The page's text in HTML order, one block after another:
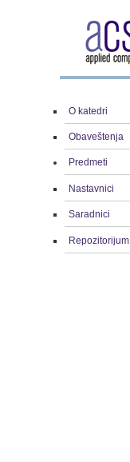
O katedri
Obaveštenja
Predmeti
Nastavnici
Saradnici
Repozitorijum